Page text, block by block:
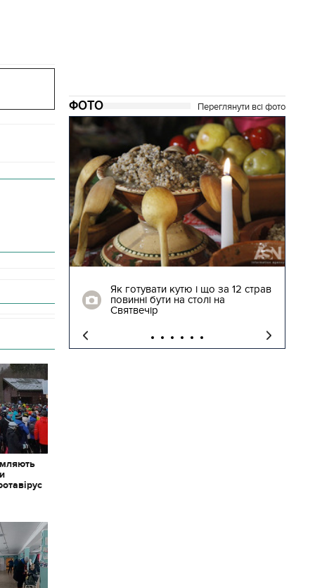
ФОТО Переглянути всі фото
Як готувати кутю і що за 12 страв
повинні бути на столі на
Святвечір